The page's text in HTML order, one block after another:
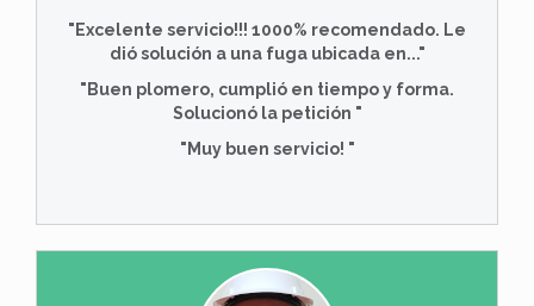
"Excelente servicio!!! 1000% recomendado. Le
dió solución a una fuga ubicada en..."
"Buen plomero, cumplió en tiempo y forma.
Solucionó la petición "
"Muy buen servicio! "